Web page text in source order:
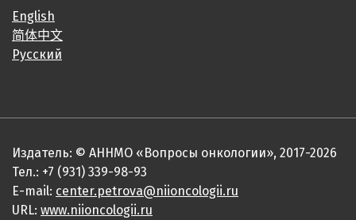
English
简体中文
Русский
Издатель: © АННМО «Вопросы онкологии», 2017-2026
Тел.: +7 (931) 339-98-93
E-mail: center.petrova@niioncologii.ru
URL: www.niioncologii.ru